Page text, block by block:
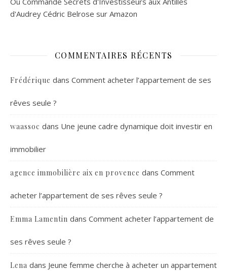
d'Audrey Cédric Belrose sur Amazon
COMMENTAIRES RÉCENTS
Frédérique dans Comment acheter l’appartement de ses
rêves seule ?
waassoc dans Une jeune cadre dynamique doit investir en
immobilier
agence immobilière aix en provence dans Comment
acheter l’appartement de ses rêves seule ?
Emma Lamentin dans Comment acheter l’appartement de
ses rêves seule ?
Lena dans Jeune femme cherche à acheter un appartement